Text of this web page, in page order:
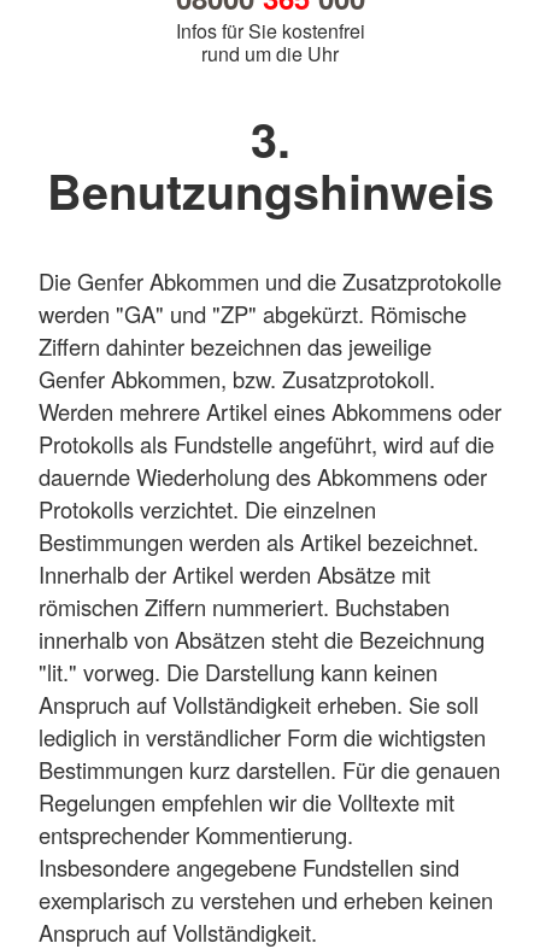
Infos für Sie kostenfrei
rund um die Uhr
3.
Benutzungshinweis
Die Genfer Abkommen und die Zusatzprotokolle
werden "GA" und "ZP" abgekürzt. Römische
Ziffern dahinter bezeichnen das jeweilige
Genfer Abkommen, bzw. Zusatzprotokoll.
Werden mehrere Artikel eines Abkommens oder
Protokolls als Fundstelle angeführt, wird auf die
dauernde Wiederholung des Abkommens oder
Protokolls verzichtet. Die einzelnen
Bestimmungen werden als Artikel bezeichnet.
Innerhalb der Artikel werden Absätze mit
römischen Ziffern nummeriert. Buchstaben
innerhalb von Absätzen steht die Bezeichnung
"lit." vorweg. Die Darstellung kann keinen
Anspruch auf Vollständigkeit erheben. Sie soll
lediglich in verständlicher Form die wichtigsten
Bestimmungen kurz darstellen. Für die genauen
Regelungen empfehlen wir die Volltexte mit
entsprechender Kommentierung.
Insbesondere angegebene Fundstellen sind
exemplarisch zu verstehen und erheben keinen
Anspruch auf Vollständigkeit.